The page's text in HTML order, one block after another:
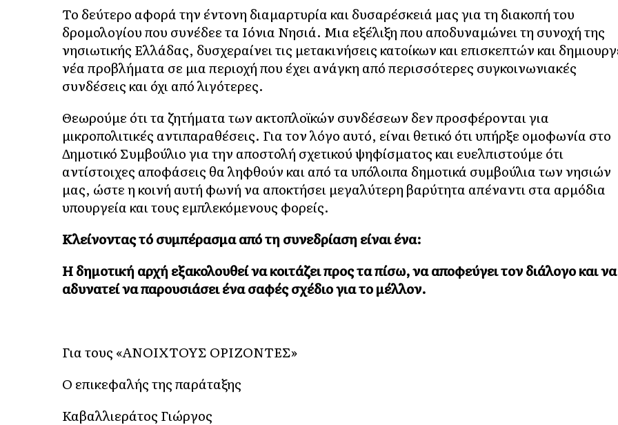
Το δεύτερο αφορά την έντονη διαμαρτυρία και δυσαρέσκειά μας για τη διακοπή του
δρομολογίου που συνέδεε τα Ιόνια Νησιά. Μια εξέλιξη που αποδυναμώνει τη συνοχή της
νησιωτικής Ελλάδας, δυσχεραίνει τις μετακινήσεις κατοίκων και επισκεπτών και
νέα προβλήματα σε μια περιοχή που έχει ανάγκη από περισσότερες συγκοινωνιακές
συνδέσεις και όχι από λιγότερες.
Θεωρούμε ότι τα ζητήματα των ακτοπλοϊκών συνδέσεων δεν προσφέρονται για
μικροπολιτικές αντιπαραθέσεις. Για τον λόγο αυτό, είναι θετικό ότι υπήρξε ομοφωνία στο
Δημοτικό Συμβούλιο για την αποστολή σχετικού ψηφίσματος και ευελπιστούμε ότι
αντίστοιχες αποφάσεις θα ληφθούν και από τα υπόλοιπα δημοτικά συμβούλια των νησιών
μας, ώστε η κοινή αυτή φωνή να αποκτήσει μεγαλύτερη βαρύτητα απέναντι στα αρμόδια
υπουργεία και τους εμπλεκόμενους φορείς.
Κλείνοντας τό συμπέρασμα από τη συνεδρίαση είναι ένα:
Η δημοτική αρχή εξακολουθεί να κοιτάζει προς τα πίσω, να αποφεύγει τον διάλογο και να
αδυνατεί να παρουσιάσει ένα σαφές σχέδιο για το μέλλον.
Για τους «ΑΝΟΙΧΤΟΥΣ ΟΡΙΖΟΝΤΕΣ»
Ο επικεφαλής της παράταξης
Καβαλλιεράτος Γιώργος